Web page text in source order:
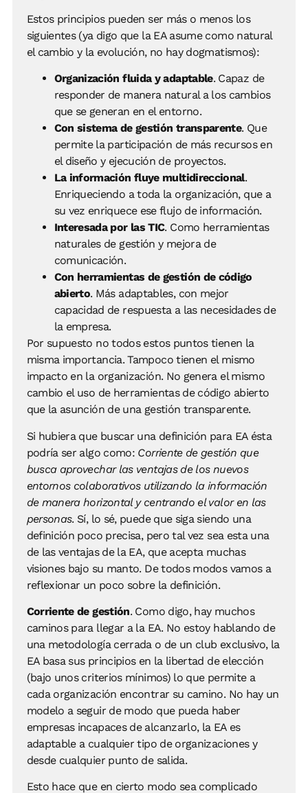
Estos principios pueden ser más o menos los
siguientes (ya digo que la EA asume como natural
el cambio y la evolución, no hay dogmatismos):
Organización fluida y adaptable. Capaz de
responder de manera natural a los cambios
que se generan en el entorno.
Con sistema de gestión transparente. Que
permite la participación de más recursos en
el diseño y ejecución de proyectos.
La información fluye multidireccional.
Enriqueciendo a toda la organización, que a
su vez enriquece ese flujo de información.
Interesada por las TIC. Como herramientas
naturales de gestión y mejora de
comunicación.
Con herramientas de gestión de código
abierto. Más adaptables, con mejor
capacidad de respuesta a las necesidades de
la empresa.
Por supuesto no todos estos puntos tienen la
misma importancia. Tampoco tienen el mismo
impacto en la organización. No genera el mismo
cambio el uso de herramientas de código abierto
que la asunción de una gestión transparente.
Si hubiera que buscar una definición para EA ésta
podría ser algo como: Corriente de gestión que
busca aprovechar las ventajas de los nuevos
entornos colaborativos utilizando la información
de manera horizontal y centrando el valor en las
personas. Sí, lo sé, puede que siga siendo una
definición poco precisa, pero tal vez sea esta una
de las ventajas de la EA, que acepta muchas
visiones bajo su manto. De todos modos vamos a
reflexionar un poco sobre la definición.
Corriente de gestión. Como digo, hay muchos
caminos para llegar a la EA. No estoy hablando de
una metodología cerrada o de un club exclusivo, la
EA basa sus principios en la libertad de elección
(bajo unos criterios mínimos) lo que permite a
cada organización encontrar su camino. No hay un
modelo a seguir de modo que pueda haber
empresas incapaces de alcanzarlo, la EA es
adaptable a cualquier tipo de organizaciones y
desde cualquier punto de salida.
Esto hace que en cierto modo sea complicado